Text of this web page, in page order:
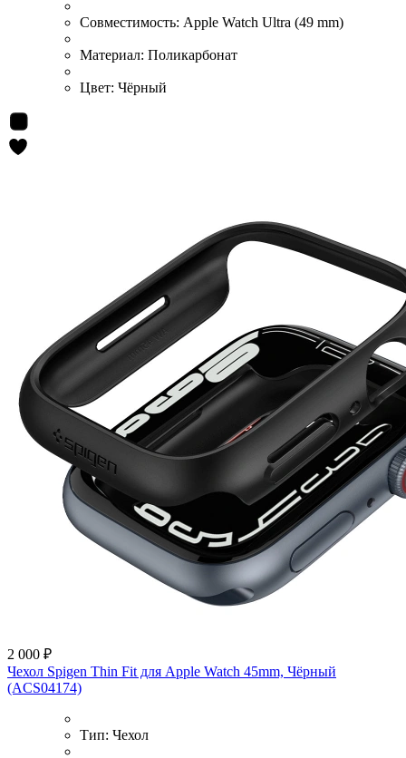
Совместимость: Apple Watch Ultra (49 mm)
Материал: Поликарбонат
Цвет: Чёрный
2 000 ₽
Чехол Spigen Thin Fit для Apple Watch 45mm, Чёрный
(ACS04174)
Тип: Чехол